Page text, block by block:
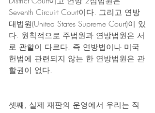
Seventh Circuirt Court이다. 그리고 연방
대법원(United States Supreme Court)이 있
다. 원칙적으로 주법원과 연방법원은 서
로 관할이 다르다. 즉 연방법이나 미국
헌법에 관련되지 않는 한 연방법원은 관
할권이 없다.
셋째, 실제 재판의 운영에서 우리는 직